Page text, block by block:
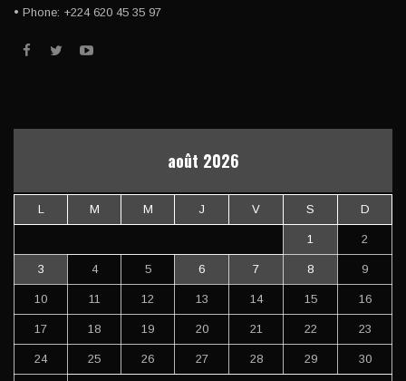
• Phone: +224 620 45 35 97
août 2026
L M M J V S D
1 2
3 4 5 6 7 8 9
10 11 12 13 14 15 16
17 18 19 20 21 22 23
24 25 26 27 28 29 30